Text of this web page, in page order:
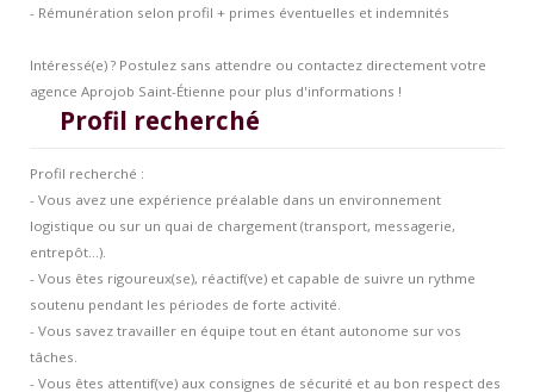
- Rémunération selon profil + primes éventuelles et indemnités
Intéressé(e) ? Postulez sans attendre ou contactez directement votre
agence Aprojob Saint-Étienne pour plus d'informations !
Profil recherché
Profil recherché :
- Vous avez une expérience préalable dans un environnement
logistique ou sur un quai de chargement (transport, messagerie,
entrepôt...).
- Vous êtes rigoureux(se), réactif(ve) et capable de suivre un rythme
soutenu pendant les périodes de forte activité.
- Vous savez travailler en équipe tout en étant autonome sur vos
tâches.
- Vous êtes attentif(ve) aux consignes de sécurité et au bon respect des